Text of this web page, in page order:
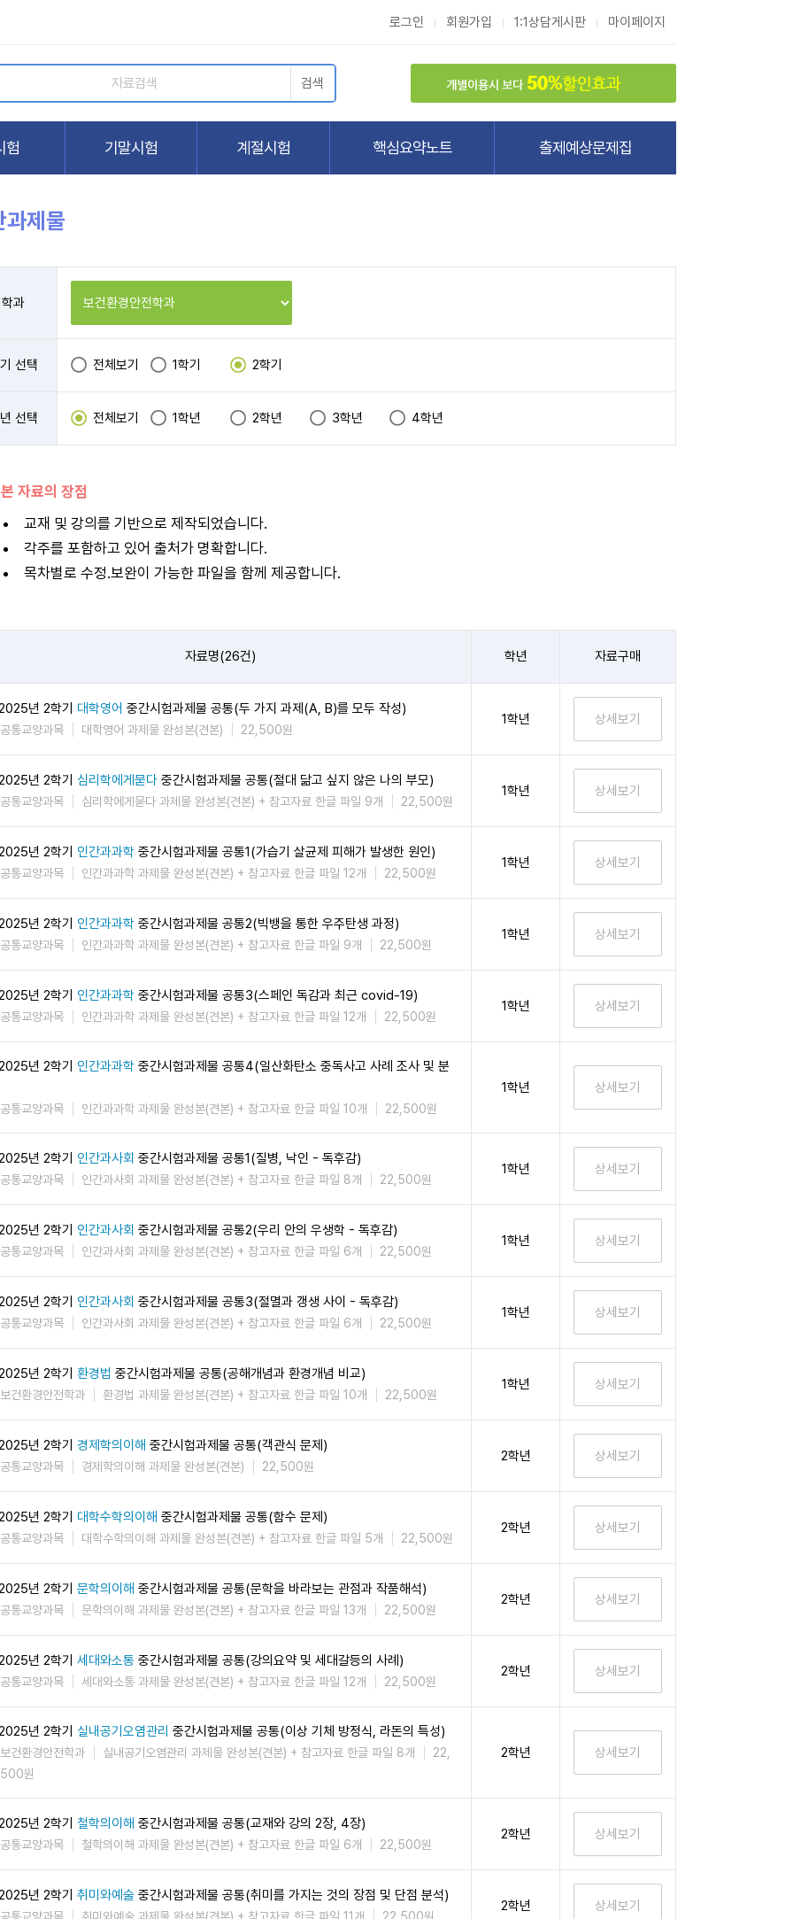
로그인 회원가입 1:1상담게시판 마이페이지
과제물
학과
선택 전체보기 1학기 2학기
선택 전체보기 1학년 2학년 3학년 4학년
자료의 장점
교재 및 강의를 기반으로 제작되었습니다.
각주를 포함하고 있어 출처가 명확합니다.
목차별로 수정.보완이 가능한 파일을 함께 제공합니다.
자료명(26건) 학년 자료구매
년 2학기 대학영어 중간시험과제물 공통(두 가지 과제(A, B)를 모두 작성)
공통교양과목 대학영어 과제물 완성본(견본) 22,500원
1학년
년 2학기 심리학에게묻다 중간시험과제물 공통(절대 닮고 싶지 않은 나의 부모)
공통교양과목 심리학에게묻다 과제물 완성본(견본) + 참고자료 한글 파일 9개 22,500원
1학년
년 2학기 인간과과학 중간시험과제물 공통1(가습기 살균제 피해가 발생한 원인)
공통교양과목 인간과과학 과제물 완성본(견본) + 참고자료 한글 파일 12개 22,500원
1학년
년 2학기 인간과과학 중간시험과제물 공통2(빅뱅을 통한 우주탄생 과정)
공통교양과목 인간과과학 과제물 완성본(견본) + 참고자료 한글 파일 9개 22,500원
1학년
년 2학기 인간과과학 중간시험과제물 공통3(스페인 독감과 최근 covid-19)
공통교양과목 인간과과학 과제물 완성본(견본) + 참고자료 한글 파일 12개 22,500원
1학년
년 2학기 인간과과학 중간시험과제물 공통4(일산화탄소 중독사고 사례 조사 및 분
공통교양과목 인간과과학 과제물 완성본(견본) + 참고자료 한글 파일 10개 22,500원
1학년
년 2학기 인간과사회 중간시험과제물 공통1(질병, 낙인 - 독후감)
공통교양과목 인간과사회 과제물 완성본(견본) + 참고자료 한글 파일 8개 22,500원
1학년
년 2학기 인간과사회 중간시험과제물 공통2(우리 안의 우생학 - 독후감)
공통교양과목 인간과사회 과제물 완성본(견본) + 참고자료 한글 파일 6개 22,500원
1학년
년 2학기 인간과사회 중간시험과제물 공통3(절멸과 갱생 사이 - 독후감)
공통교양과목 인간과사회 과제물 완성본(견본) + 참고자료 한글 파일 6개 22,500원
1학년
년 2학기 환경법 중간시험과제물 공통(공해개념과 환경개념 비교)
보건환경안전학과 환경법 과제물 완성본(견본) + 참고자료 한글 파일 10개 22,500원
1학년
년 2학기 경제학의이해 중간시험과제물 공통(객관식 문제)
공통교양과목 경제학의이해 과제물 완성본(견본) 22,500원
2학년
년 2학기 대학수학의이해 중간시험과제물 공통(함수 문제)
공통교양과목 대학수학의이해 과제물 완성본(견본) + 참고자료 한글 파일 5개 22,500원
2학년
년 2학기 문학의이해 중간시험과제물 공통(문학을 바라보는 관점과 작품해석)
공통교양과목 문학의이해 과제물 완성본(견본) + 참고자료 한글 파일 13개 22,500원
2학년
년 2학기 세대와소통 중간시험과제물 공통(강의요약 및 세대갈등의 사례)
공통교양과목 세대와소통 과제물 완성본(견본) + 참고자료 한글 파일 12개 22,500원
2학년
년 2학기 실내공기오염관리 중간시험과제물 공통(이상 기체 방정식, 라돈의 특성)
보건환경안전학과 실내공기오염관리 과제물 완성본(견본) + 참고자료 한글 파일 8개
22,
500원
2학년
년 2학기 철학의이해 중간시험과제물 공통(교재와 강의 2장, 4장)
공통교양과목 철학의이해 과제물 완성본(견본) + 참고자료 한글 파일 6개 22,500원
2학년
년 2학기 취미와예술 중간시험과제물 공통(취미를 가지는 것의 장점 및 단점 분석)
2학년